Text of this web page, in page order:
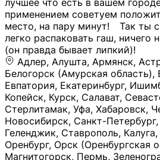
лучшее что есть в вашем
применением советуем
место, на пару минут!⠀ Так ты
легко распаковать гаш, ничего
(он правда бывает липкий)!
Адлер, Алушта, Армянск,
Белогорск (Амурская область),
Евпатория, Екатеринбург,
Копейск, Курск, Салават,
Стерлитамак, Уфа, Хабаровск,
Новосибирск, Санкт-
Геленджик, Ставрополь,
Оренбург, Орск (Оренбургская
Магнитогорск, Пермь,